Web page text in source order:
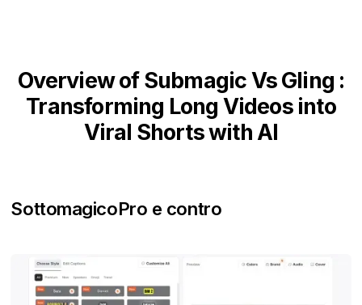
Overview of Submagic Vs Gling :
Transforming Long Videos into
Viral Shorts with AI
SottomagicoPro e contro